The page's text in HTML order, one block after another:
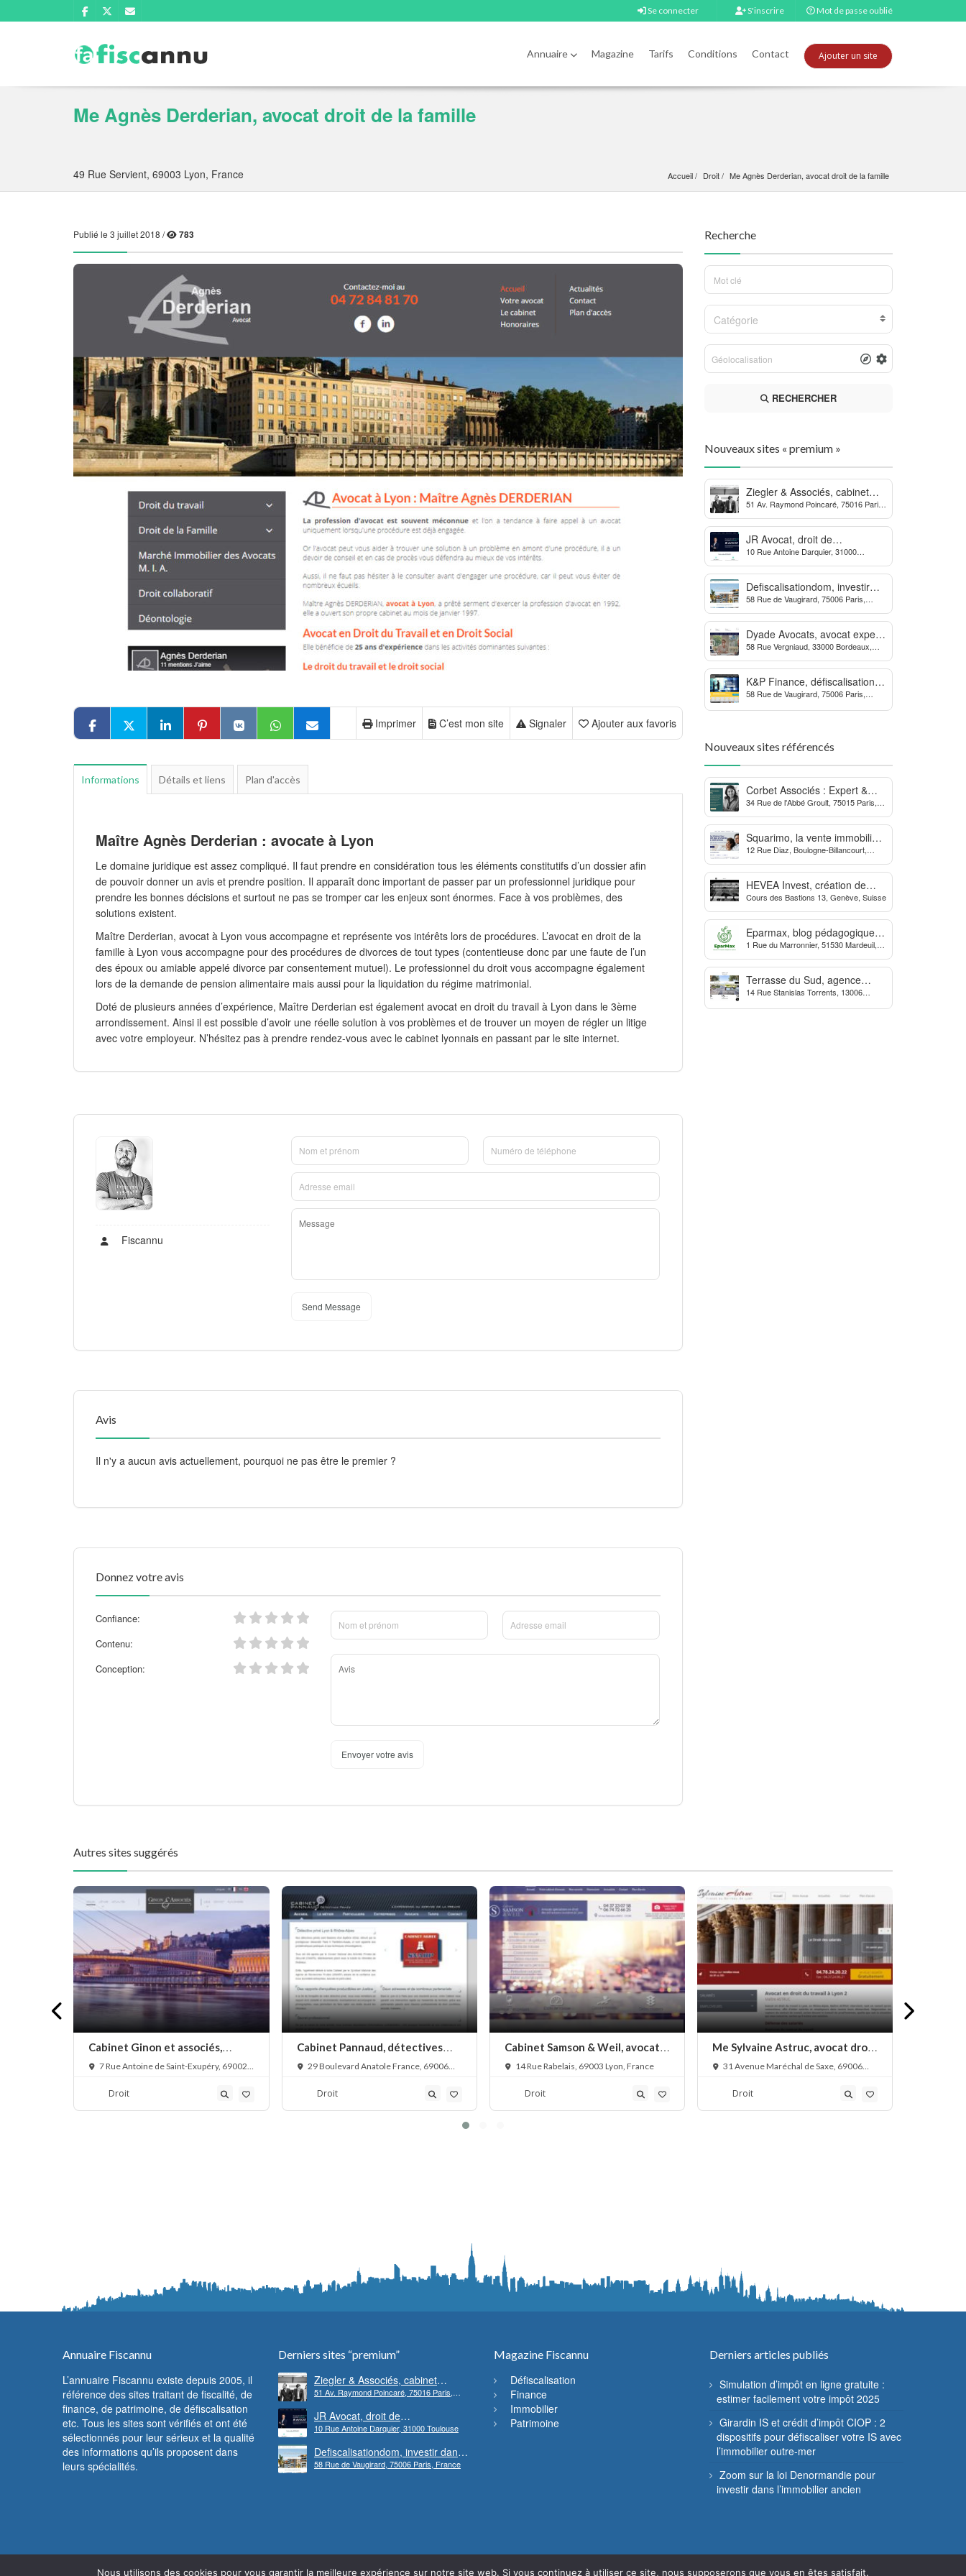
Se connecter S'inscrire Mot de passe oublié
Annuaire Magazine Tarifs Conditions Contact Ajouter un site
Me Agnès Derderian, avocat droit de la famille
49 Rue Servient, 69003 Lyon, France Accueil Droit Me Agnès Derderian, avocat droit de la famille
Publié le 3 juillet 2018 / 783
Ajouter aux favoris
Signaler
C’est mon site
Imprimer
Informations Détails et liens Plan d'accès
Maître Agnès Derderian : avocate à Lyon
Le domaine juridique est assez compliqué. Il faut prendre en considération tous les éléments constitutifs d’un dossier afin
de pouvoir donner un avis et prendre position. Il apparaît donc important de passer par un professionnel juridique pour
prendre les bonnes décisions et surtout ne pas se tromper car les enjeux sont énormes. Face à vos problèmes, des
solutions existent.
Maître Derderian, avocat à Lyon vous accompagne et représente vos intérêts lors de procédures. L’avocat en droit de la
famille à Lyon vous accompagne pour des procédures de divorces de tout types (contentieuse donc par une faute de l’un
des époux ou amiable appelé divorce par consentement mutuel). Le professionnel du droit vous accompagne également
lors de la demande de pension alimentaire mais aussi pour la liquidation du régime matrimonial.
Doté de plusieurs années d’expérience, Maître Derderian est également avocat en droit du travail à Lyon dans le 3ème
arrondissement. Ainsi il est possible d’avoir une réelle solution à vos problèmes et de trouver un moyen de régler un litige
avec votre employeur. N’hésitez pas à prendre rendez-vous avec le cabinet lyonnais en passant par le site internet.
Fiscannu
Send Message
Avis
Il n'y a aucun avis actuellement, pourquoi ne pas être le premier ?
Donnez votre avis
Confiance:
Contenu:
Conception:
Envoyer votre avis
Recherche
Catégorie
RECHERCHER
Nouveaux sites « premium »
Ziegler & Associés, cabinet
d’avocats en droit bancaire,
cryptomonnaie et escroqueries
financières
51 Av. Raymond Poincaré, 75016 Paris,
JR Avocat, droit de
l’environnement et de
l’urbanisme
10 Rue Antoine Darquier, 31000
Defiscalisationdom, investir
dans l’immobilier neuf Outre-
mer
58 Rue de Vaugirard, 75006 Paris,
Dyade Avocats, avocat expert
des procédures contre la
MDPH
58 Rue Vergniaud, 33000 Bordeaux,
K&P Finance, défiscalisation et
placements financiers
58 Rue de Vaugirard, 75006 Paris,
Nouveaux sites référencés
Corbet Associés : Expert &
Partenaire des Dirigeants
d’Entreprise
34 Rue de l'Abbé Groult, 75015 Paris,
Squarimo, la vente immobilière
interactive qui dynamise les
transactions
12 Rue Diaz, Boulogne-Billancourt,
HEVEA Invest, création de
société et domiciliation en
Suisse
Cours des Bastions 13, Genève, Suisse
Eparmax, blog pédagogique
sur les finances personnelles
1 Rue du Marronnier, 51530 Mardeuil,
Terrasse du Sud, agence
Immobilière à Marseille
14 Rue Stanislas Torrents, 13006
Autres sites suggérés
Cabinet Ginon et associés,
notaire
7 Rue Antoine de Saint-Exupéry, 69002
Droit
Cabinet Pannaud, détectives
privés
29 Boulevard Anatole France, 69006
Droit
Cabinet Samson & Weil, avocats
droit administratif
14 Rue Rabelais, 69003 Lyon, France
Droit
Me Sylvaine Astruc, avocat droit
du travail
31 Avenue Maréchal de Saxe, 69006
Droit
Annuaire Fiscannu
L’annuaire Fiscannu existe depuis 2005, il
référence des sites traitant de fiscalité, de
finance, de patrimoine, de défiscalisation
etc. Tous les sites sont vérifiés et ont été
sélectionnés pour leur sérieux et la qualité
des informations qu’ils proposent dans
leurs spécialités.
Derniers sites “premium”
Ziegler & Associés, cabinet
d’avocats en droit bancaire,
financières
51 Av. Raymond Poincaré, 75016 Paris,
JR Avocat, droit de
l’environnement et de l’urbanisme
10 Rue Antoine Darquier, 31000 Toulouse
Defiscalisationdom, investir dans
l’immobilier neuf Outre-mer
58 Rue de Vaugirard, 75006 Paris, France
Magazine Fiscannu
Défiscalisation
Finance
Immobilier
Patrimoine
Derniers articles publiés
Simulation d’impôt en ligne gratuite :
estimer facilement votre impôt 2025
Girardin IS et crédit d’impôt CIOP : 2
dispositifs pour défiscaliser votre IS avec
l’immobilier outre-mer
Zoom sur la loi Denormandie pour
investir dans l’immobilier ancien
Nous utilisons des cookies pour vous garantir la meilleure expérience sur notre site web. Si vous continuez à utiliser ce site, nous supposerons que vous en êtes satisfait.